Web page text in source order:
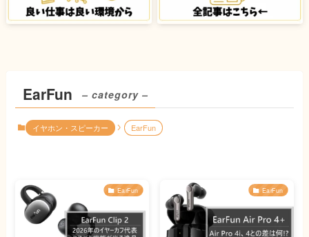
EarFun – category –
イヤホン・スピーカー EarFun
EarFun EarFun